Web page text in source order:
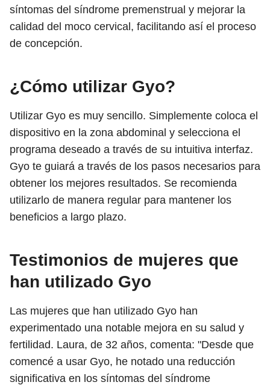
síntomas del síndrome premenstrual y mejorar la
calidad del moco cervical, facilitando así el proceso
de concepción.
¿Cómo utilizar Gyo?
Utilizar Gyo es muy sencillo. Simplemente coloca el
dispositivo en la zona abdominal y selecciona el
programa deseado a través de su intuitiva interfaz.
Gyo te guiará a través de los pasos necesarios para
obtener los mejores resultados. Se recomienda
utilizarlo de manera regular para mantener los
beneficios a largo plazo.
Testimonios de mujeres que
han utilizado Gyo
Las mujeres que han utilizado Gyo han
experimentado una notable mejora en su salud y
fertilidad. Laura, de 32 años, comenta: "Desde que
comencé a usar Gyo, he notado una reducción
significativa en los síntomas del síndrome